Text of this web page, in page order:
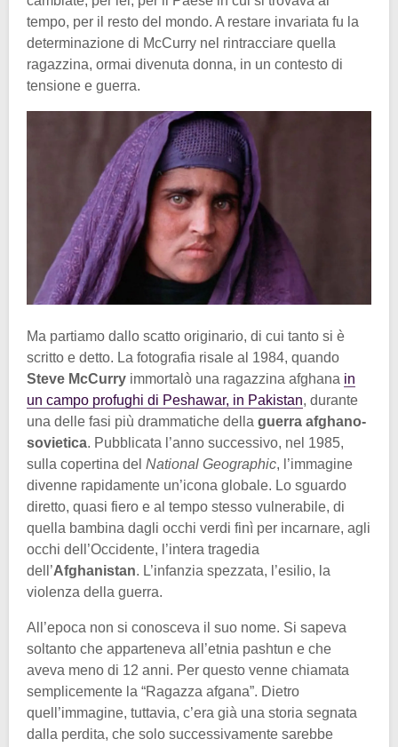
tempo, per il resto del mondo. A restare invariata fu la
determinazione di McCurry nel rintracciare quella
ragazzina, ormai divenuta donna, in un contesto di
tensione e guerra.
Ma partiamo dallo scatto originario, di cui tanto si è
scritto e detto. La fotografia risale al 1984, quando
Steve McCurry immortalò una ragazzina afghana in
un campo profughi di Peshawar, in Pakistan, durante
una delle fasi più drammatiche della guerra afghano-
sovietica. Pubblicata l’anno successivo, nel 1985,
sulla copertina del National Geographic, l’immagine
divenne rapidamente un’icona globale. Lo sguardo
diretto, quasi fiero e al tempo stesso vulnerabile, di
quella bambina dagli occhi verdi finì per incarnare, agli
occhi dell’Occidente, l’intera tragedia
dell’Afghanistan. L’infanzia spezzata, l’esilio, la
violenza della guerra.
All’epoca non si conosceva il suo nome. Si sapeva
soltanto che apparteneva all’etnia pashtun e che
aveva meno di 12 anni. Per questo venne chiamata
semplicemente la “Ragazza afgana”. Dietro
quell’immagine, tuttavia, c’era già una storia segnata
dalla perdita, che solo successivamente sarebbe